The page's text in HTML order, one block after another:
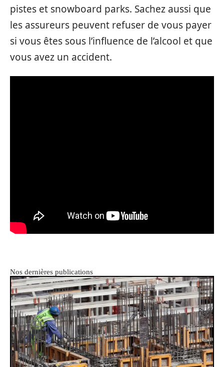
pistes et snowboard parks. Sachez aussi que
les assureurs peuvent refuser de vous payer
si vous êtes sous l’influence de l’alcool et que
vous avez un accident.
Nos dernières publications